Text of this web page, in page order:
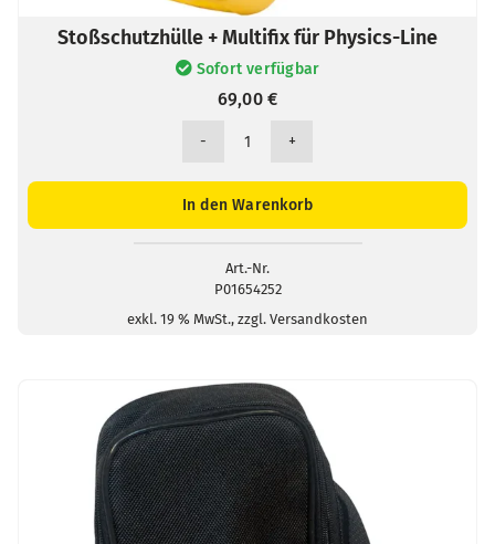
Stoßschutzhülle + Multifix für Physics-Line
Sofort verfügbar
69,00€
Stoßschutzhülle
Multifix
Line
Menge
In den Warenkorb
Art.-Nr.
P01654252
exkl. 19 % MwSt., zzgl. Versandkosten